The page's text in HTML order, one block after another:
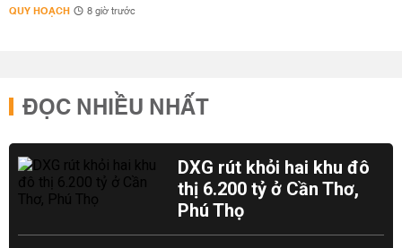
QUY HOẠCH 8 giờ trước
ĐỌC NHIỀU NHẤT
DXG rút khỏi hai khu đô
thị 6.200 tỷ ở Cần Thơ,
Phú Thọ